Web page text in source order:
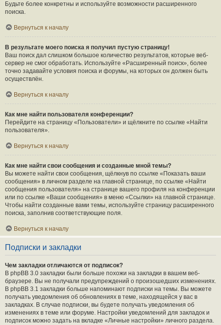
Будьте более конкретны и используйте возможности расширенного
поиска.
Вернуться к началу
В результате моего поиска я получил пустую страницу!
Ваш поиск дал слишком большое количество результатов, которые веб-
сервер не смог обработать. Используйте «Расширенный поиск», более
точно задавайте условия поиска и форумы, на которых он должен быть
осуществлён.
Вернуться к началу
Как мне найти пользователя конференции?
Перейдите на страницу «Пользователи» и щёлкните по ссылке «Найти
пользователя».
Вернуться к началу
Как мне найти свои сообщения и созданные мной темы?
Вы можете найти свои сообщения, щёлкнув по ссылке «Показать ваши
сообщения» в личном разделе на главной странице, по ссылке «Найти
сообщения пользователя» на странице вашего профиля на конференции
или по ссылке «Ваши сообщения» в меню «Ссылки» на главной странице.
Чтобы найти созданные вами темы, используйте страницу расширенного
поиска, заполнив соответствующие поля.
Вернуться к началу
Подписки и закладки
Чем закладки отличаются от подписок?
В phpBB 3.0 закладки были больше похожи на закладки в вашем веб-
браузере. Вы не получали предупреждений о произошедших изменениях.
В phpBB 3.1 закладки больше напоминают подписки на темы. Вы можете
получать уведомления об обновлениях в теме, находящейся у вас в
закладках. В случае подписки, вы будете получать уведомления об
изменениях в теме или форуме. Настройки уведомлений для закладок и
подписок можно задать на вкладке «Личные настройки» личного раздела.